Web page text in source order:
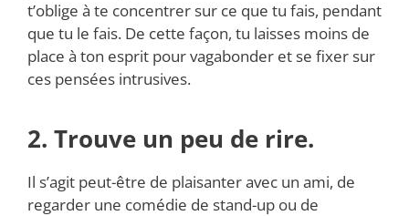
t’oblige à te concentrer sur ce que tu fais, pendant
que tu le fais. De cette façon, tu laisses moins de
place à ton esprit pour vagabonder et se fixer sur
ces pensées intrusives.
2. Trouve un peu de rire.
Il s’agit peut-être de plaisanter avec un ami, de
regarder une comédie de stand-up ou de